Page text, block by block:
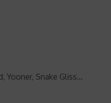
Yooner, Snake Gliss…